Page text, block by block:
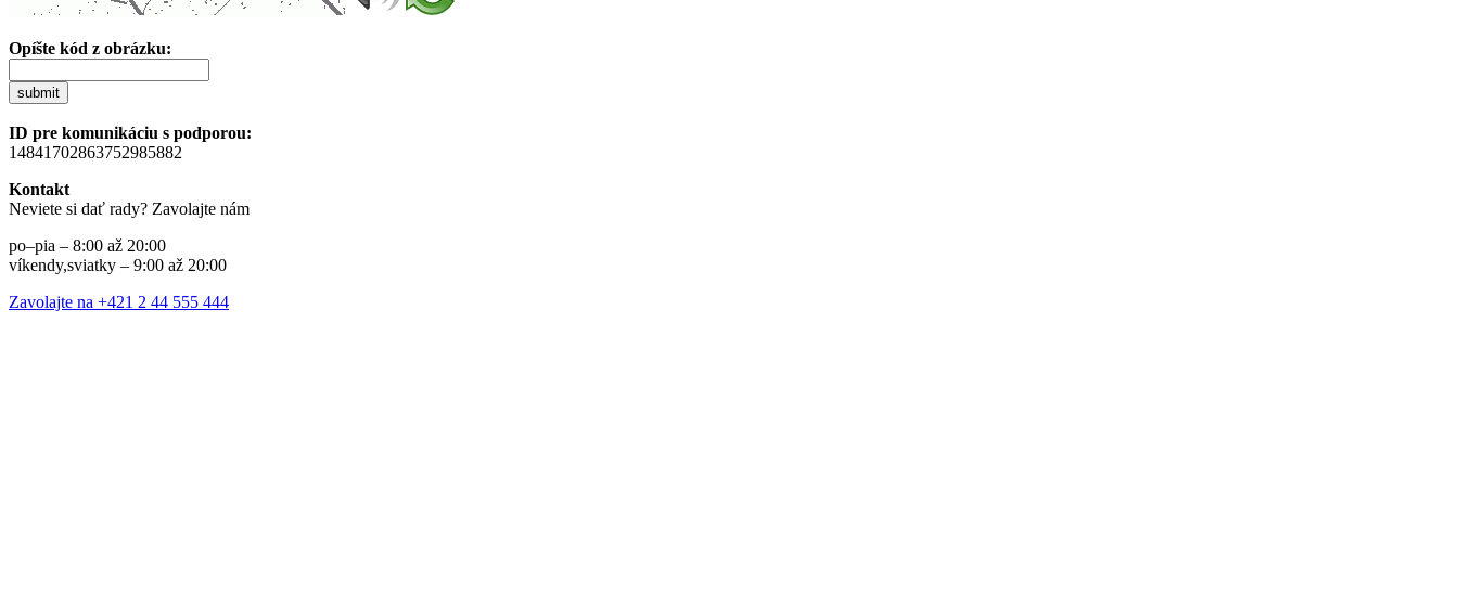
Opíšte kód z obrázku:
submit
ID pre komunikáciu s podporou:
14841702863752985882
Kontakt
Neviete si dať rady? Zavolajte nám
po–pia – 8:00 až 20:00
víkendy,sviatky – 9:00 až 20:00
Zavolajte na +421 2 44 555 444